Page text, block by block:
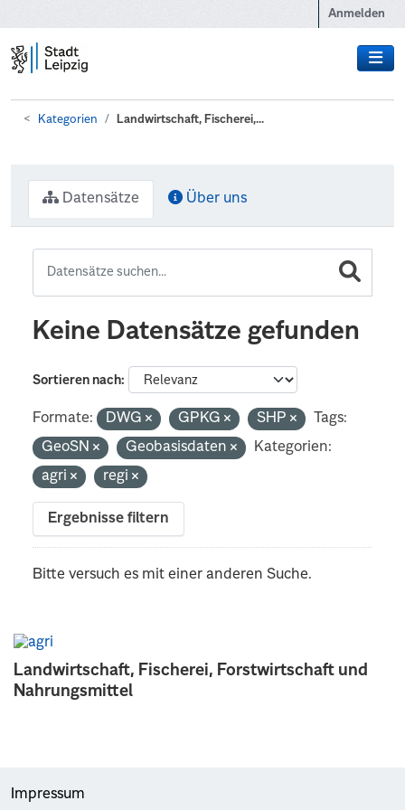
Anmelden
Kategorien Landwirtschaft, Fischerei,...
Landwirtschaft, Fischerei, Forstwirtschaft und
Nahrungsmittel
Datensätze Über uns
Keine Datensätze gefunden
Sortieren nach
Formate: DWG GPKG SHP
Tags:
GeoSN
Geobasisdaten
Kategorien:
agri
regi
Ergebnisse filtern
Bitte versuch es mit einer anderen Suche.
Impressum